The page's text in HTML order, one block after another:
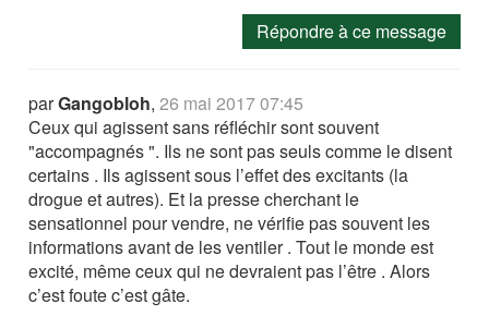
Répondre à ce message
parGangobloh,26 mai 2017 07:45
Ceux qui agissent sans réfléchir sont souvent
"accompagnés ". Ils ne sont pas seuls comme le disent
certains . Ils agissent sous l’effet des excitants (la
drogue et autres). Et la presse cherchant le
sensationnel pour vendre, ne vérifie pas souvent les
informations avant de les ventiler . Tout le monde est
excité, même ceux qui ne devraient pas l’être . Alors
c’est foute c’est gâte.